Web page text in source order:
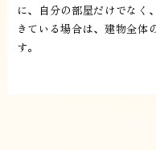
に、自分の部屋だけでなく
きている場合は、建物全体
す。